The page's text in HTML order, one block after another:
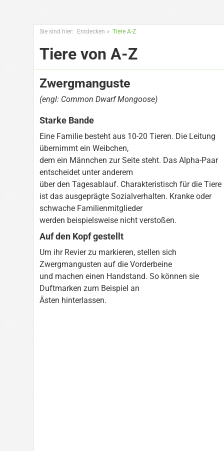
Sie sind hier: Entdecken > Tiere A-Z
Tiere von A-Z
Zwergmanguste
(engl: Common Dwarf Mongoose)
Starke Bande
Eine Familie besteht aus 10-20 Tieren. Die Leitung
übernimmt ein Weibchen,
dem ein Männchen zur Seite steht. Das Alpha-Paar
entscheidet unter anderem
über den Tagesablauf. Charakteristisch für die Tiere
ist das ausgeprägte Sozialverhalten. Kranke oder
schwache Familienmitglieder
werden beispielsweise nicht verstoßen.
Auf den Kopf gestellt
Um ihr Revier zu markieren, stellen sich
Zwergmangusten auf die Vorderbeine
und machen einen Handstand. So können sie
Duftmarken zum Beispiel an
Ästen hinterlassen.